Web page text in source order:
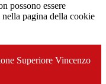
possono essere
pagina della cookie
Superiore Vincenzo